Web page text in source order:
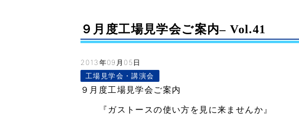
９月度工場見学会ご案内– Vol.41
2013年09月05日
工場見学会・講演会
９月度工場見学会ご案内
『ガストースの使い方を見に来ませんか』